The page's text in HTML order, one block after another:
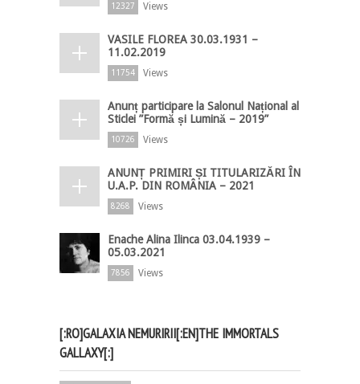
12327 Views
VASILE FLOREA 30.03.1931 –
11.02.2019
11754 Views
Anunț participare la Salonul Național al
Sticlei ”Formă și Lumină – 2019”
10726 Views
ANUNȚ PRIMIRI ȘI TITULARIZĂRI ÎN
U.A.P. DIN ROMÂNIA – 2021
8268 Views
Enache Alina Ilinca 03.04.1939 –
05.03.2021
7856 Views
[:RO]GALAXIA NEMURIRII[:EN]THE IMMORTALS
GALLAXY[:]